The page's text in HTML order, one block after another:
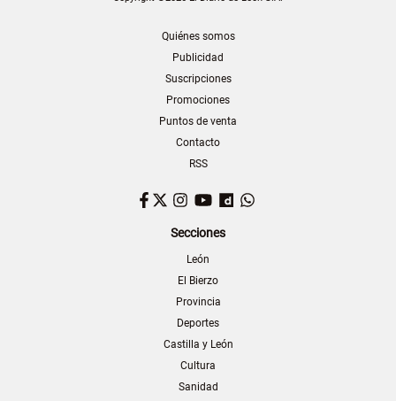
Quiénes somos
Publicidad
Suscripciones
Promociones
Puntos de venta
Contacto
RSS
Facebook
TwitterInstagram
YouTubeDailymotion
Secciones
León
El Bierzo
Provincia
Deportes
Castilla y León
Cultura
Sanidad